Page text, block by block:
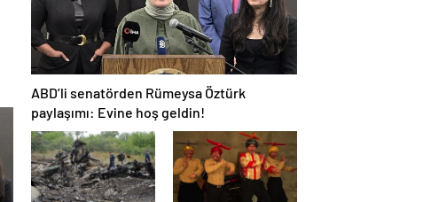
ABD’li senatörden Rümeysa Öztürk
paylaşımı: Evine hoş geldin!